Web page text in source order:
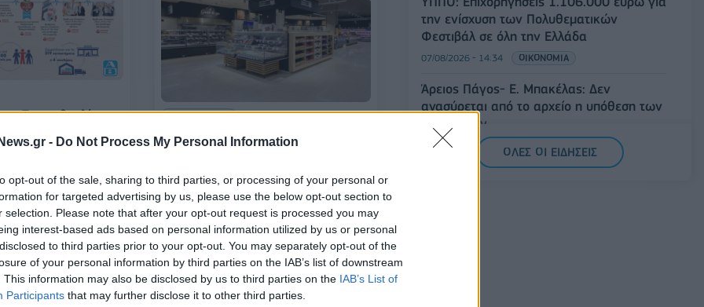
- Do Not Process My Personal Information
opt-out of the sale, sharing to third parties, or processing of your personal or
for targeted advertising by us, please use the below opt-out section to
selection. Please note that after your opt-out request is processed you may
interest-based ads based on personal information utilized by us or personal
to third parties prior to your opt-out. You may separately opt-out of the
of your personal information by third parties on the IAB’s list of downstream
This information may also be disclosed by us to third parties on the IAB’s List of
Participants that may further disclose it to other third parties.
Πρωτοβουλίες
ΛΙΑΝΕΜΠΟΡΙΟ
ΑΒ Βασιλόπουλος: Ανακαίνισε το
mega-σούπερ μάρκετ στο Ελληνικό
18/12/2023 - 11:41
την ενίσχυση των Πολυθεματικών
Φεστιβάλ σε όλη την Ελλάδα
07/08/2026 - 14:34 ΟΙΚΟΝΟΜΙΑ
Άρειος Πάγος- Ε. Μπακέλας: Δεν
ανασύρεται από το αρχείο η υπόθεση των
υποκλοπών
07/08/2026 - 14:11 ΕΛΛΑΔΑ
ΟΛΕΣ ΟΙ ΕΙΔΗΣΕΙΣ